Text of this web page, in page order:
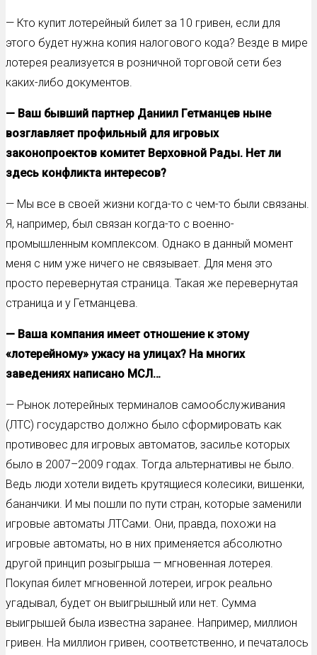
— Кто купит лотерейный билет за 10 гривен, если для
этого будет нужна копия налогового кода? Везде в мире
лотерея реализуется в розничной торговой сети без
каких-либо документов.
— Ваш бывший партнер Даниил Гетманцев ныне
возглавляет профильный для игровых
законопроектов комитет Верховной Рады. Нет ли
здесь конфликта интересов?
— Мы все в своей жизни когда-то с чем-то были связаны.
Я, например, был связан когда-то с военно-
промышленным комплексом. Однако в данный момент
меня с ним уже ничего не связывает. Для меня это
просто перевернутая страница. Такая же перевернутая
страница и у Гетманцева.
— Ваша компания имеет отношение к этому
«лотерейному» ужасу на улицах? На многих
заведениях написано МСЛ…
— Рынок лотерейных терминалов самообслуживания
(ЛТС) государство должно было сформировать как
противовес для игровых автоматов, засилье которых
было в 2007–2009 годах. Тогда альтернативы не было.
Ведь люди хотели видеть крутящиеся колесики, вишенки,
бананчики. И мы пошли по пути стран, которые заменили
игровые автоматы ЛТСами. Они, правда, похожи на
игровые автоматы, но в них применяется абсолютно
другой принцип розыгрыша — мгновенная лотерея.
Покупая билет мгновенной лотереи, игрок реально
угадывал, будет он выигрышный или нет. Сумма
выигрышей была известна заранее. Например, миллион
гривен. На миллион гривен, соответственно, и печаталось